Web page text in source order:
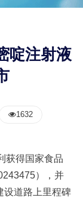
啶注射液
1632
获得国家食品
），并
设道路上里程碑